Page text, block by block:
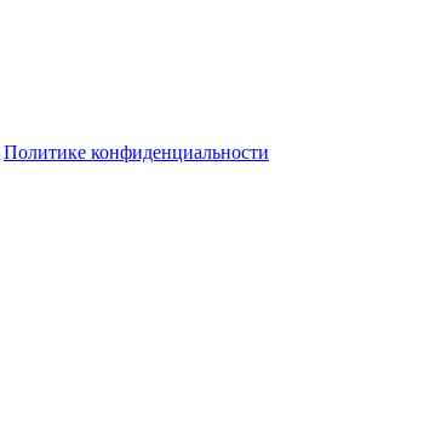
Политике конфиденциальности